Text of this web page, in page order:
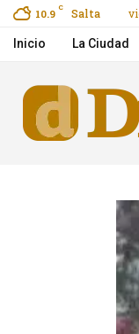
10.9 C Salta
Secure & Easy
Inicio La Ciudad